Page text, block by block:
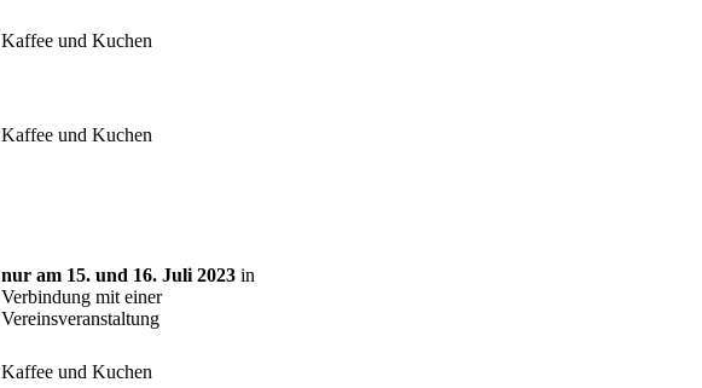
Kaffee und Kuchen
Kaffee und Kuchen
nur am 15. und 16. Juli 2023 in
Verbindung mit einer
Vereinsveranstaltung
Kaffee und Kuchen